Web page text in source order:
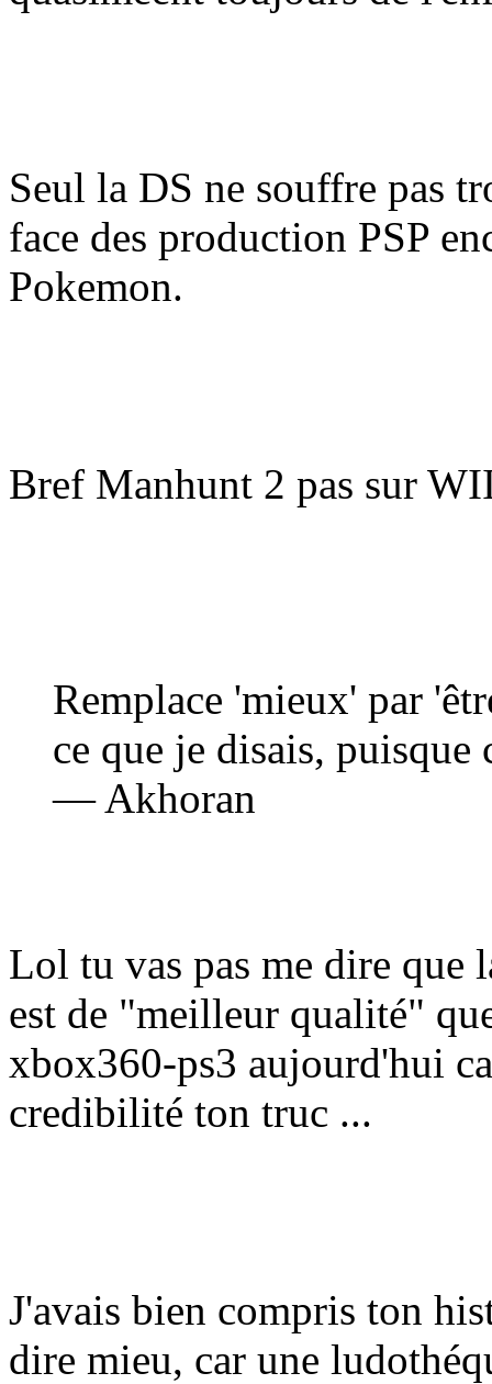
Seul la DS ne souffre pas
face des production PSP
Pokemon.
Bref Manhunt 2 pas sur
Remplace 'mieux' par
ce que je disais, puisque
— Akhoran
Lol tu vas pas me dire
est de "meilleur qualité"
xbox360-ps3 aujourd'hui
credibilité ton truc ...
J'avais bien compris ton
dire mieu, car une